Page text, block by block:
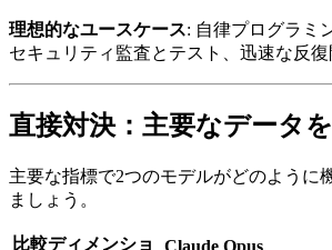
理想的なユースケース: 自律プログラミ
セキュリティ監査とテスト、迅速な反復
直接対決：主要なデータ
主要な指標で2つのモデルがどのように
ましょう。
比較ディメンショ Claude Opus